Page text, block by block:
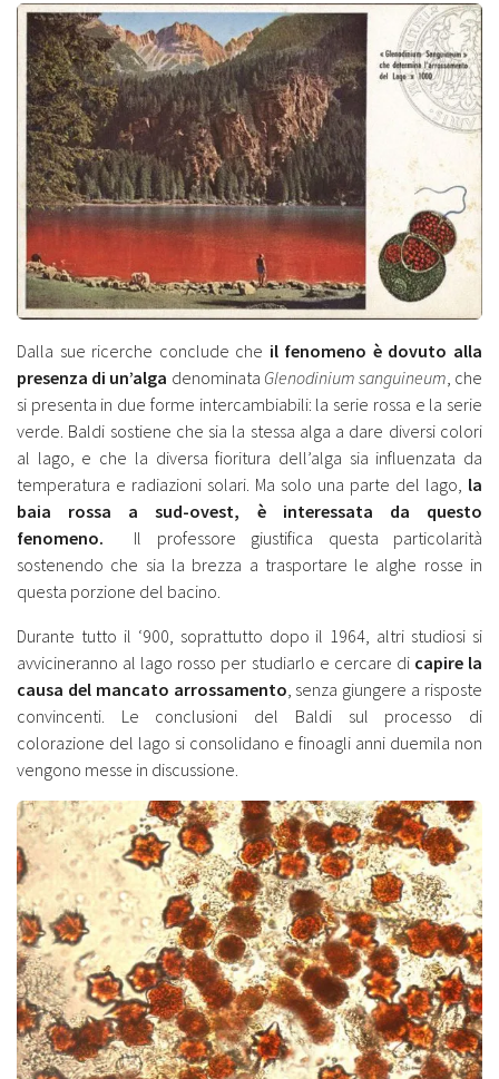
Dalla sue ricerche conclude che il fenomeno è dovuto alla
presenza di un’alga denominata Glenodinium sanguineum , che
si presenta in due forme intercambiabili: la serie rossa e la serie
verde. Baldi sostiene che sia la stessa alga a dare diversi colori
al lago, e che la diversa fioritura dell’alga sia influenzata da
temperatura e radiazioni solari. Ma solo una parte del lago, la
baia rossa a sud-ovest, è interessata da questo
fenomeno.
Il professore giustifica questa particolarità
sostenendo che sia la brezza a trasportare le alghe rosse in
questa porzione del bacino.
Durante tutto il ‘900, soprattutto dopo il 1964, altri studiosi si
avvicineranno al lago rosso per studiarlo e cercare dicapire la
causa del mancato arrossamento , senza giungere a risposte
convincenti. Le conclusioni del Baldi sul processo di
colorazione del lago si consolidano e finoagli anni duemila non
vengono messe in discussione.